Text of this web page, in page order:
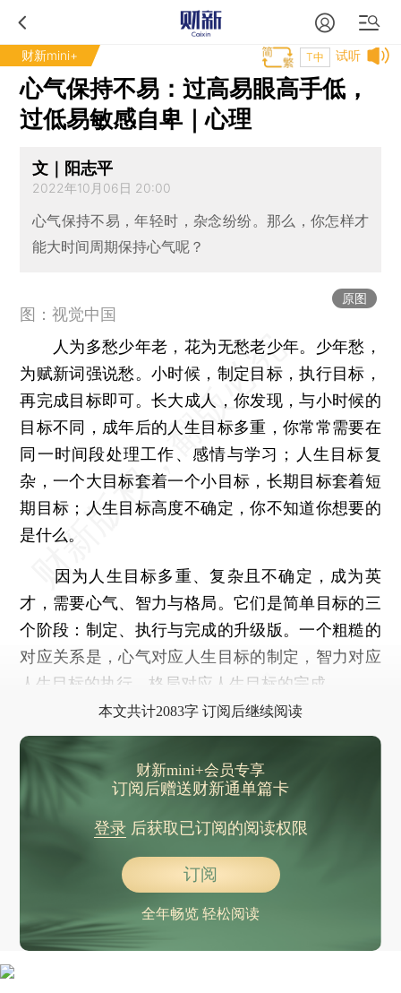
财新mini+ 试听
T中
心气保持不易：过高易眼高手低，
过低易敏感自卑｜心理
文｜阳志平
2022年10月06日 20:00
心气保持不易，年轻时，杂念纷纷。那么，你怎样才
能大时间周期保持心气呢？
原图
图：视觉中国
人为多愁少年老，花为无愁老少年。少年愁，
为赋新词强说愁。小时候，制定目标，执行目标，
再完成目标即可。长大成人，你发现，与小时候的
目标不同，成年后的人生目标多重，你常常需要在
同一时间段处理工作、感情与学习；人生目标复
杂，一个大目标套着一个小目标，长期目标套着短
期目标；人生目标高度不确定，你不知道你想要的
是什么。
因为人生目标多重、复杂且不确定，成为英
才，需要心气、智力与格局。它们是简单目标的三
个阶段：制定、执行与完成的升级版。一个粗糙的
对应关系是，心气对应人生目标的制定，智力对应
人生目标的执行，格局对应人生目标的完成。
本文共计2083字 订阅后继续阅读
财新mini+会员专享
订阅后赠送财新通单篇卡
登录后获取已订阅的阅读权限
订阅
全年畅览 轻松阅读